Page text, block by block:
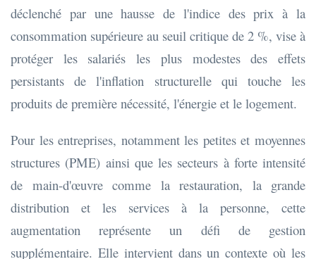
déclenché par une hausse de l'indice des prix à la
consommation supérieure au seuil critique de 2 %, vise à
protéger les salariés les plus modestes des effets
persistants de l'inflation structurelle qui touche les
produits de première nécessité, l'énergie et le logement.
Pour les entreprises, notamment les petites et moyennes
structures (PME) ainsi que les secteurs à forte intensité
de main-d'œuvre comme la restauration, la grande
distribution et les services à la personne, cette
augmentation représente un défi de gestion
supplémentaire. Elle intervient dans un contexte où les